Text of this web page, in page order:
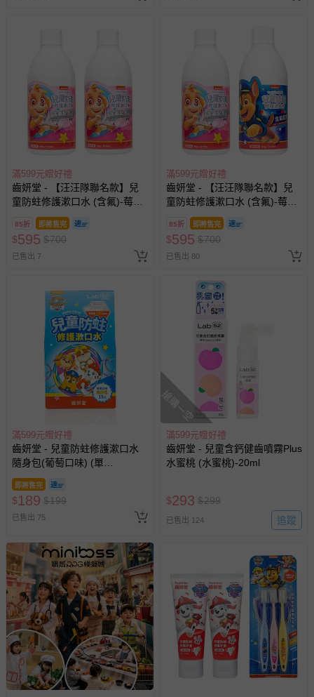
滿599元贈好禮
齒妍堂 - 【汪汪隊聯名款】兒
童防蛀修護漱口水 (含氟)-莓果
85折 即將售完
$595 $700
已售出 7
滿599元贈好禮
齒妍堂 - 【汪汪隊聯名款】兒
童防蛀修護漱口水 (含氟)-莓果
*1+葡萄*1
85折 即將售完
$595 $700
已售出 80
滿599元贈好禮
齒妍堂 - 兒童防蛀修護漱口水
隨身包(葡萄口味) (單
盒)-10ml*15入
即將售完
$189 $199
已售出 75
搶購一空
滿599元贈好禮
齒妍堂 - 兒童含鈣健齒噴霧Plus
水蜜桃 (水蜜桃)-20ml
$293 $299
已售出 124 追蹤